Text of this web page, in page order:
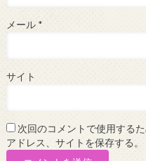
メール *
サイト
次回のコメントで使用する
アドレス、サイトを保存する。